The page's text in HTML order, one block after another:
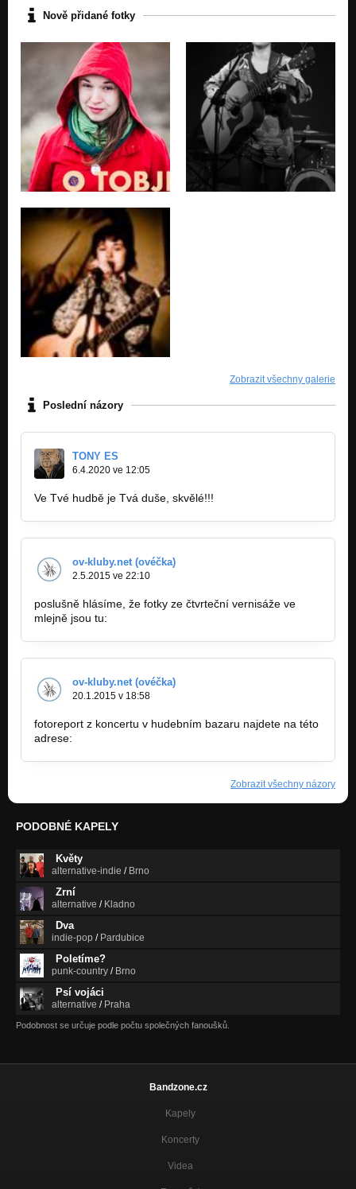
Nezařazeno
Pozytywna
Nezařazeno
Kroky mého tance
Nezařazeno
Troche inne
Nezařazeno
Nově přidané fotky
Zobrazit všechny galerie
Poslední názory
TONY ES
6.4.2020 ve 12:05
Ve Tvé hudbě je Tvá duše, skvělé!!!
ov-kluby.net (ovéčka)
2.5.2015 ve 22:10
poslušně hlásíme, že fotky ze čtvrteční vernisáže ve
mlejně jsou tu:
ov-kluby.net (ovéčka)
20.1.2015 v 18:58
fotoreport z koncertu v hudebním bazaru najdete na této
adrese:
Zobrazit všechny názory
PODOBNÉ KAPELY
Květy
alternative-indie / Brno
Zrní
alternative / Kladno
Dva
indie-pop / Pardubice
Poletíme?
punk-country / Brno
Psí vojáci
alternative / Praha
Podobnost se určuje podle počtu společných fanoušků.
Bandzone.cz
Kapely
Koncerty
Videa